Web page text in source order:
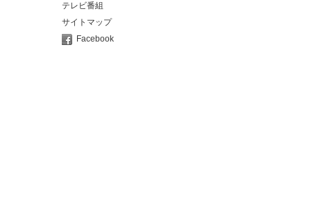
テレビ番組
サイトマップ
Facebook